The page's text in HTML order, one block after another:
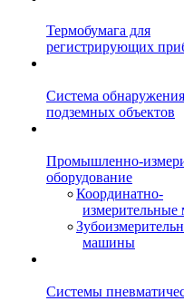
Термобумага для
регистрирующих
Система обнаружения
подземных объектов
Промышленно-
оборудование
Координатно-
машины
Системы